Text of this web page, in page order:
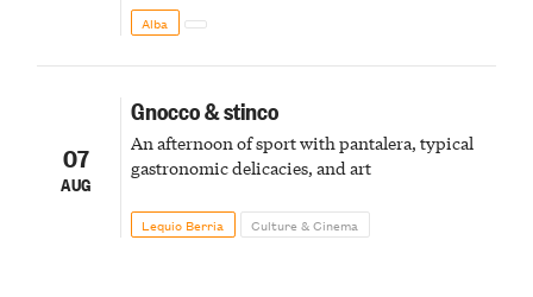
Alba
07
AUG
Gnocco & stinco
An afternoon of sport with pantalera, typical
gastronomic delicacies, and art
Lequio Berria Culture & Cinema